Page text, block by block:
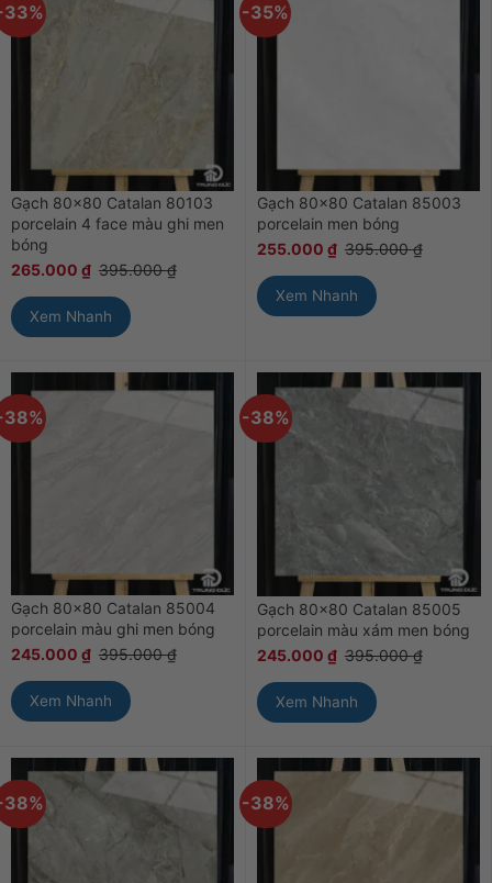
Gạch 80×80 Catalan 80103
porcelain 4 face màu ghi men
bóng
265.000 ₫ 395.000₫
Xem Nhanh
-35%
Gạch 80×80 Catalan 85003
porcelain men bóng
255.000 ₫ 395.000₫
Xem Nhanh
Gạch 80×80 Catalan 85004
porcelain màu ghi men bóng
245.000 ₫ 395.000₫
Xem Nhanh
-38%
Gạch 80×80 Catalan 85005
porcelain màu xám men bóng
245.000 ₫ 395.000₫
Xem Nhanh
-38%